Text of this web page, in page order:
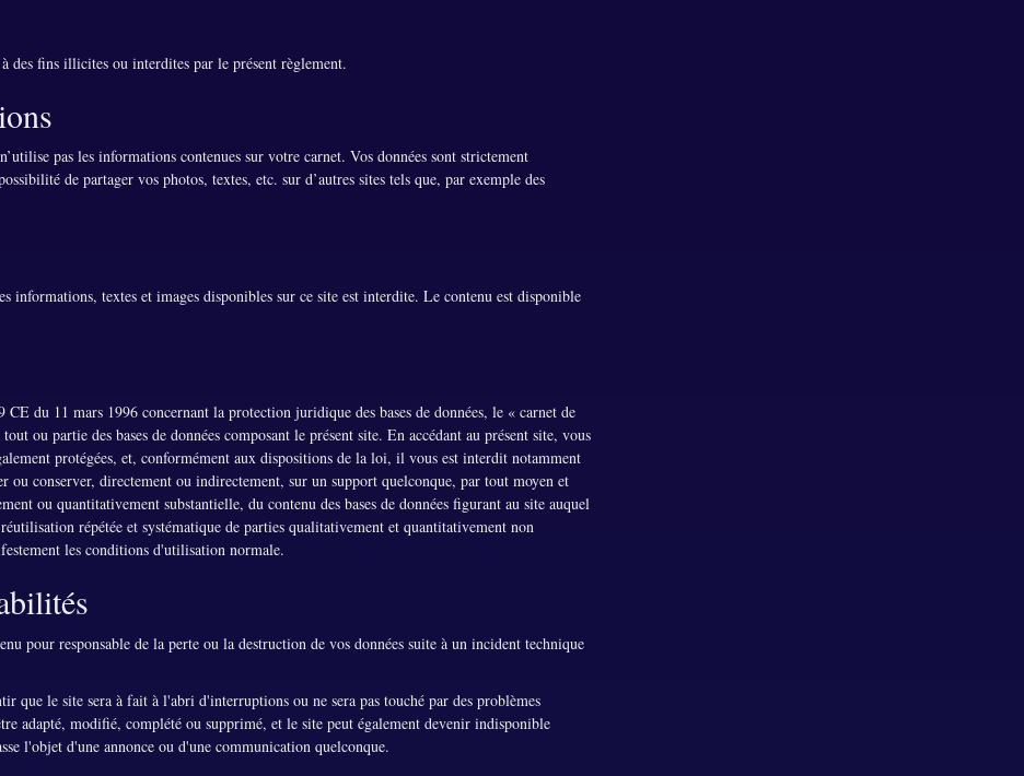
des fins illicites ou interdites par le présent règlement.
pas les informations contenues sur votre carnet. Vos données sont strictement
de partager vos photos, textes, etc. sur d’autres sites tels que, par exemple des
informations, textes et images disponibles sur ce site est interdite. Le contenu est disponible
du 11 mars 1996 concernant la protection juridique des bases de données, le « carnet de
ou partie des bases de données composant le présent site. En accédant au présent site, vous
protégées, et, conformément aux dispositions de la loi, il vous est interdit notamment
ou conserver, directement ou indirectement, sur un support quelconque, par tout moyen et
ou quantitativement substantielle, du contenu des bases de données figurant au site auquel
répétée et systématique de parties qualitativement et quantitativement non
les conditions d'utilisation normale.
pour responsable de la perte ou la destruction de vos données suite à un incident technique
que le site sera à fait à l'abri d'interruptions ou ne sera pas touché par des problèmes
adapté, modifié, complété ou supprimé, et le site peut également devenir indisponible
l'objet d'une annonce ou d'une communication quelconque.